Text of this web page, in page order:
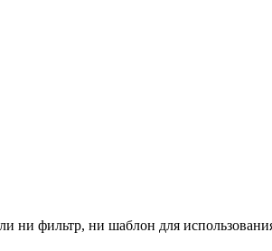
ни фильтр, ни шаблон для